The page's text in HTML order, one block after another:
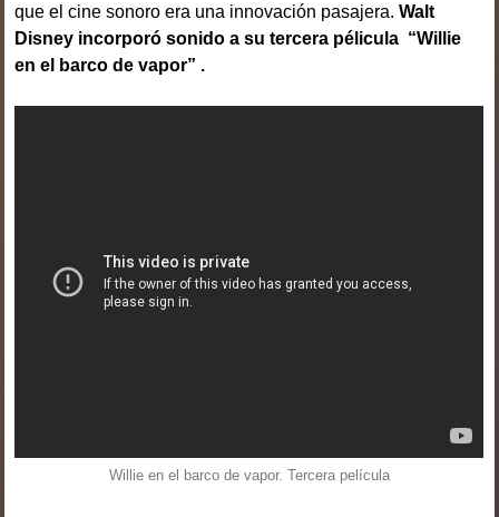
que el cine sonoro era una innovación pasajera.Walt
Disney incorporó sonido a su tercera pélicula “Willie
en el barco de vapor” .
Willie en el barco de vapor. Tercera película